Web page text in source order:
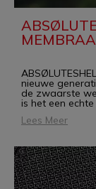
nieuwe
de zwaarste
is het een
Lees Meer